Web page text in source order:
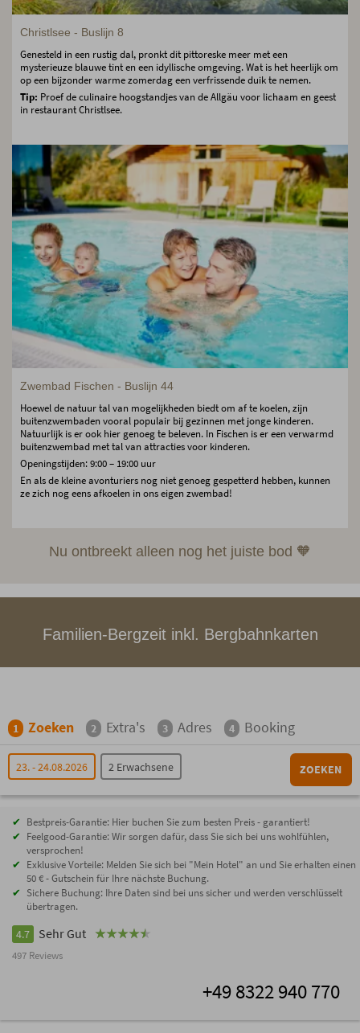
Christlsee - Buslijn 8
Genesteld in een rustig dal, pronkt dit pittoreske meer met een
mysterieuze blauwe tint en een idyllische omgeving. Wat is het heerlijk om
op een bijzonder warme zomerdag een verfrissende duik te nemen.
Tip: Proef de culinaire hoogstandjes van de Allgäu voor lichaam en geest
in restaurant Christlsee.
Zwembad Fischen - Buslijn 44
Hoewel de natuur tal van mogelijkheden biedt om af te koelen, zijn
buitenzwembaden vooral populair bij gezinnen met jonge kinderen.
Natuurlijk is er ook hier genoeg te beleven. In Fischen is er een verwarmd
buitenzwembad met tal van attracties voor kinderen.
Openingstijden: 9:00 – 19:00 uur
En als de kleine avonturiers nog niet genoeg gespetterd hebben, kunnen
ze zich nog eens afkoelen in ons eigen zwembad!
Nu ontbreekt alleen nog het juiste bod 🧡
Familien-Bergzeit inkl. Bergbahnkarten
1 Zoeken 2 Extra's 3 Adres 4 Booking
23. - 24.08.2026 2 Erwachsene ZOEKEN
Bestpreis-Garantie: Hier buchen Sie zum besten Preis - garantiert!
Feelgood-Garantie: Wir sorgen dafür, dass Sie sich bei uns wohlfühlen,
versprochen!
Exklusive Vorteile: Melden Sie sich bei "Mein Hotel" an und Sie erhalten einen
50 € - Gutschein für Ihre nächste Buchung.
Sichere Buchung: Ihre Daten sind bei uns sicher und werden verschlüsselt
übertragen.
4.7 Sehr Gut
497 Reviews
+49 8322 940 770